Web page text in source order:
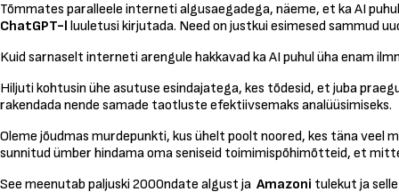
Tõmmates paralleele interneti algusaegadega, näeme, et ka AI
ChatGPT-l luuletusi kirjutada. Need on justkui esimesed sammud
Kuid sarnaselt interneti arengule hakkavad ka AI puhul üha enam
Hiljuti kohtusin ühe asutuse esindajatega, kes tõdesid, et juba
rakendada nende samade taotluste efektiivsemaks analüüsimiseks.
Oleme jõudmas murdepunkti, kus ühelt poolt noored, kes täna
sunnitud ümber hindama oma seniseid toimimispõhimõtteid, et
See meenutab paljuski 2000ndate algust ja Amazoni tulekut ja